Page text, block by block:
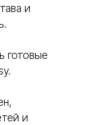
и
готовые
и